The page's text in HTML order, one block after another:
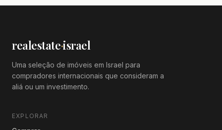
realestate·israel
Uma seleção de imóveis em Israel para
compradores internacionais que consideram a
aliá ou um investimento.
EXPLORAR